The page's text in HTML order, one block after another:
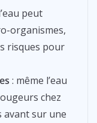
peut
organismes,
risques pour
: même l’eau
chez
avant sur une